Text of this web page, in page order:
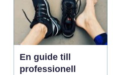
En guide till
professionell